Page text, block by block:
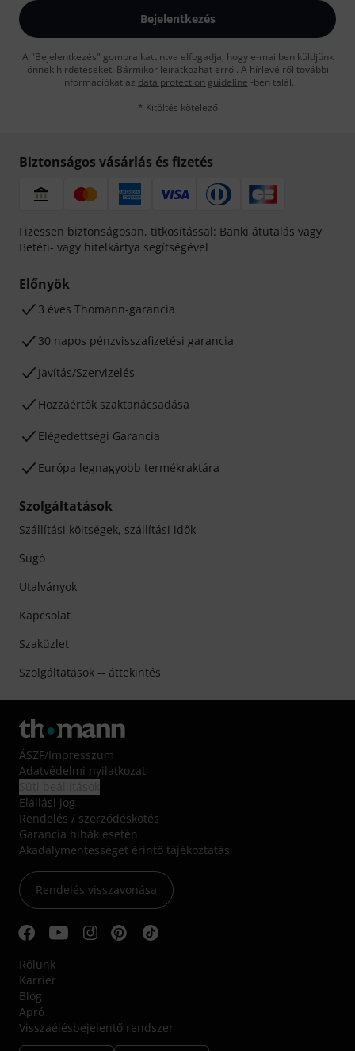
Bejelentkezés
A "Bejelentkezés" gombra kattintva elfogadja, hogy e-mailben küldjünk
önnek hirdetéseket. Bármikor leiratkozhat erről. A hírlevélről további
információkat az data protection guideline -ben talál.
* Kitöltés kötelező
Biztonságos vásárlás és fizetés
Fizessen biztonságosan, titkosítással: Banki átutalás vagy
Betéti- vagy hitelkártya segítségével
Előnyök
3 éves Thomann-garancia
30 napos pénzvisszafizetési garancia
Javítás/Szervizelés
Hozzáértők szaktanácsadása
Elégedettségi Garancia
Európa legnagyobb termékraktára
Szolgáltatások
Szállítási költségek, szállítási idők
Súgó
Utalványok
Kapcsolat
Szaküzlet
Szolgáltatások -- áttekintés
ÁSZF/Impresszum
Adatvédelmi nyilatkozat
Elállási jog
Rendelés / szerződéskötés
Garancia hibák esetén
Akadálymentességet érintő tájékoztatás
Rendelés visszavonása
Rólunk
Karrier
Blog
Apró
Visszaélésbejelentő rendszer